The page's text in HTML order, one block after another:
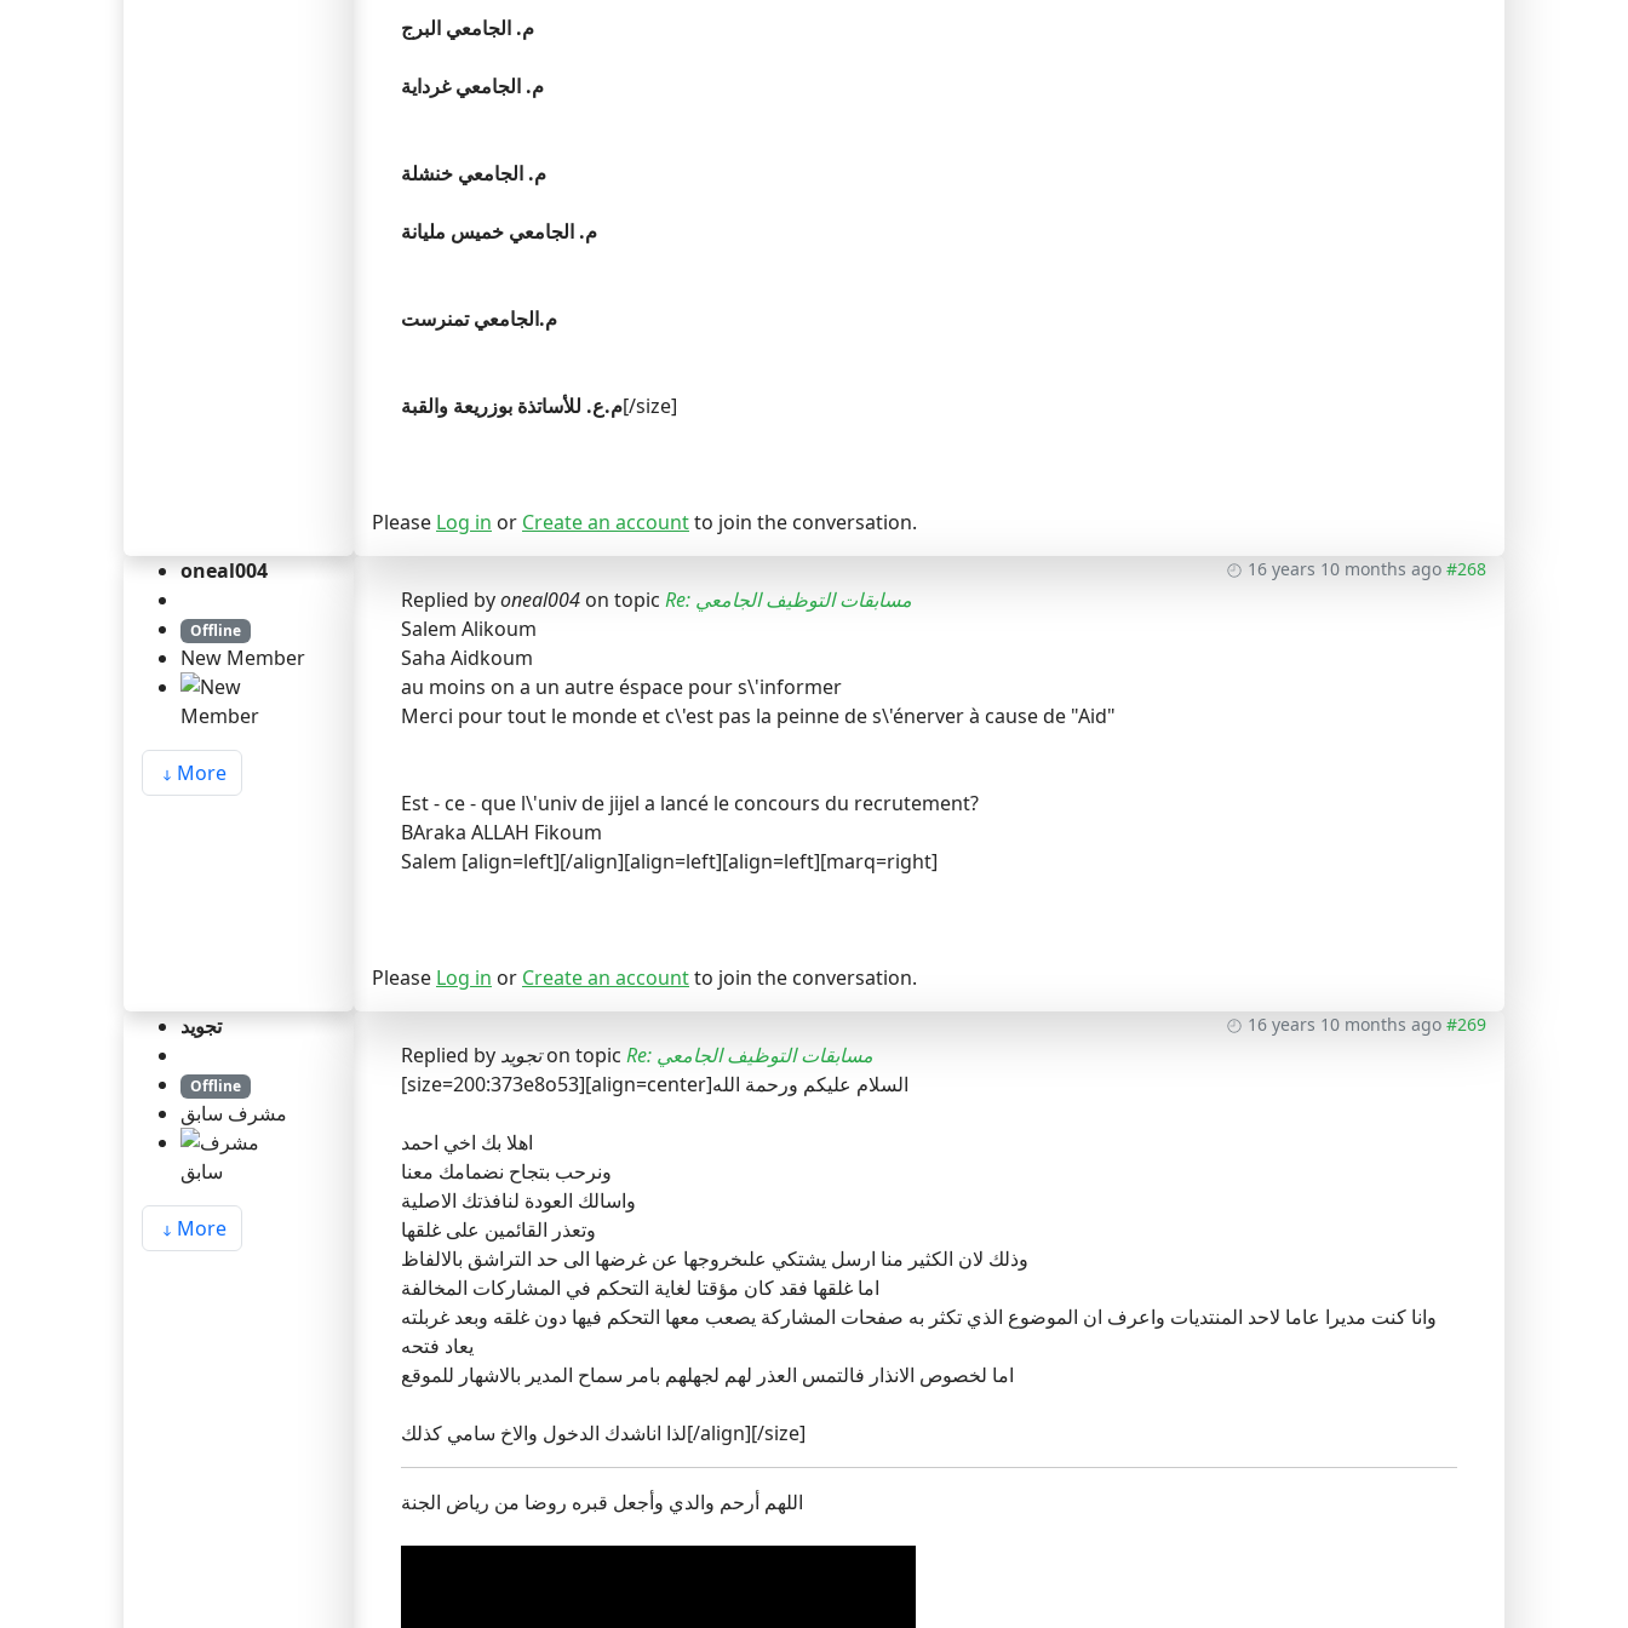
م. الجامعي البرج
م. الجامعي غرداية
م. الجامعي خنشلة
م. الجامعي خميس مليانة
م.الجامعي تمنرست
م.ع. للأساتذة بوزريعة والقبة[/size]
Please Log in or Create an accountto join the conversation.
oneal004
Offline
New Member
More
16 years 10 months ago #268
Replied byoneal004on topic
Re: مسابقات التوظيف الجامعي
Salem Alikoum
Saha Aidkoum
au moins on a un autre éspace pour s\'informer
Merci pour tout le monde et c\'est pas la peinne de s\'énerver à cause de "Aid"
Est - ce - que l\'univ de jijel a lancé le concours du recrutement?
BAraka ALLAH Fikoum
Salem [align=left][/align][align=left][align=left][marq=right]
Please Log in or Create an accountto join the conversation.
تجويد
Offline
مشرف سابق
More
16 years 10 months ago #269
Replied by تجويدon topic
Re: مسابقات التوظيف الجامعي
[size=200:373e8o53][align=center]السلام عليكم ورحمة الله
اهلا بك اخي احمد
ونرحب بتجاح نضمامك معنا
واسالك العودة لنافذتك الاصلية
وتعذر القائمين على غلقها
وذلك لان الكثير منا ارسل يشتكي علىخروجها عن غرضها الى حد التراشق بالالفاظ
اما غلقها فقد كان مؤقتا لغاية التحكم في المشاركات المخالفة
وانا كنت مديرا عاما لاحد المنتديات واعرف ان الموضوع الذي تكثر به صفحات المشاركة يصعب معها التحكم فيها دون غلقه وبعد غربلته
يعاد فتحه
اما لخصوص الانذار فالتمس العذر لهم لجهلهم بامر سماح المدير بالاشهار للموقع
لذا اناشدك الدخول والاخ سامي كذلك[/align][/size]
اللهم أرحم والدي وأجعل قبره روضا من رياض الجنة